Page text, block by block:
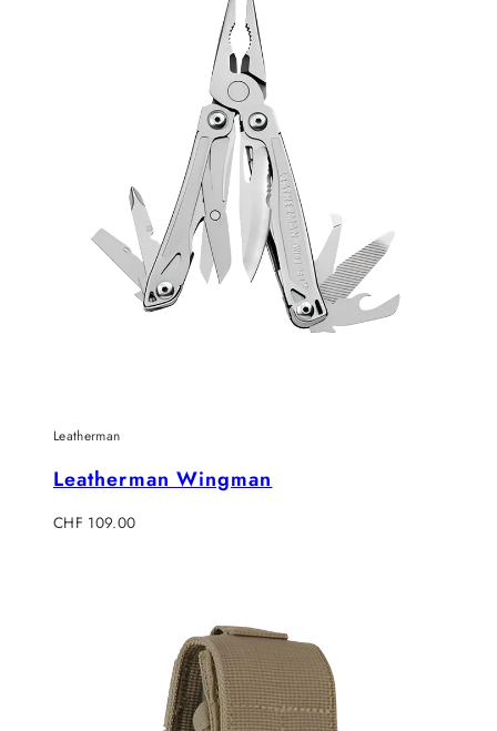
Leatherman
Leatherman Wingman
Regulärer
CHF 109.00